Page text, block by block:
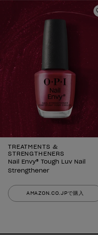
TREATMENTS &
STRENGTHENERS
Nail Envy® Tough Luv Nail
Strengthener
AMAZON.CO.JPで購入